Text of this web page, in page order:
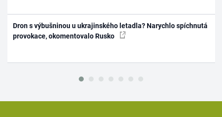
Dron s výbušninou u ukrajinského letadla? Narychlo spíchnutá
provokace, okomentovalo Rusko